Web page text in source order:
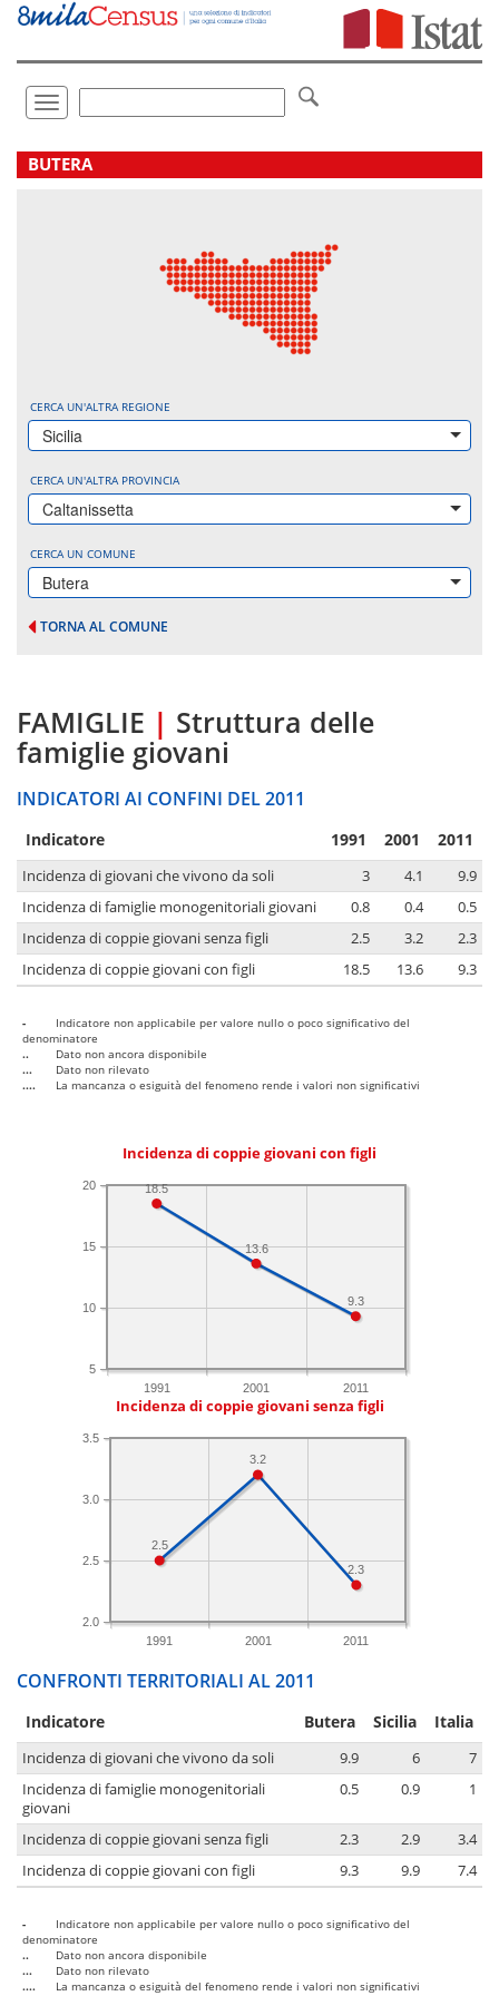
Vai
direttamente
Toggle
navigation
.
BUTERA
CERCA UN'ALTRA REGIONE
Sicilia
CERCA UN'ALTRA PROVINCIA
Caltanissetta
CERCA UN COMUNE
Butera
TORNA AL COMUNE
FAMIGLIE | Struttura delle
famiglie giovani
INDICATORI AI CONFINI DEL 2011
Indicatore 1991 2001 2011
Incidenza di giovani che vivono da soli 3 4.1
9.9
Incidenza di famiglie monogenitoriali giovani
0.8 0.4
0.5
Incidenza di coppie giovani senza figli
2.5 3.2
2.3
Incidenza di coppie giovani con figli
18.5 13.6 9.3
-
Indicatore non applicabile per valore nullo o poco significativo del
denominatore
..
Dato non ancora disponibile
...
Dato non rilevato
....
La mancanza o esiguità del fenomeno rende i valori non significativi
Incidenza di coppie giovani con figli
1991 2001 2011
5
10
15
20
9.3
13.6
18.5
Incidenza di coppie giovani senza figli
1991 2001 2011
2.0
2.5
3.0
3.5
2.3
3.2
2.5
CONFRONTI TERRITORIALI AL 2011
Indicatore Butera Sicilia Italia
Incidenza di giovani che vivono da soli 9.9 6
7
Incidenza di famiglie monogenitoriali
giovani
0.5 0.9 1
Incidenza di coppie giovani senza figli 2.3 2.9
3.4
Incidenza di coppie giovani con figli
9.3 9.9 7.4
-
Indicatore non applicabile per valore nullo o poco significativo del
denominatore
..
Dato non ancora disponibile
...
Dato non rilevato
....
La mancanza o esiguità del fenomeno rende i valori non significativi